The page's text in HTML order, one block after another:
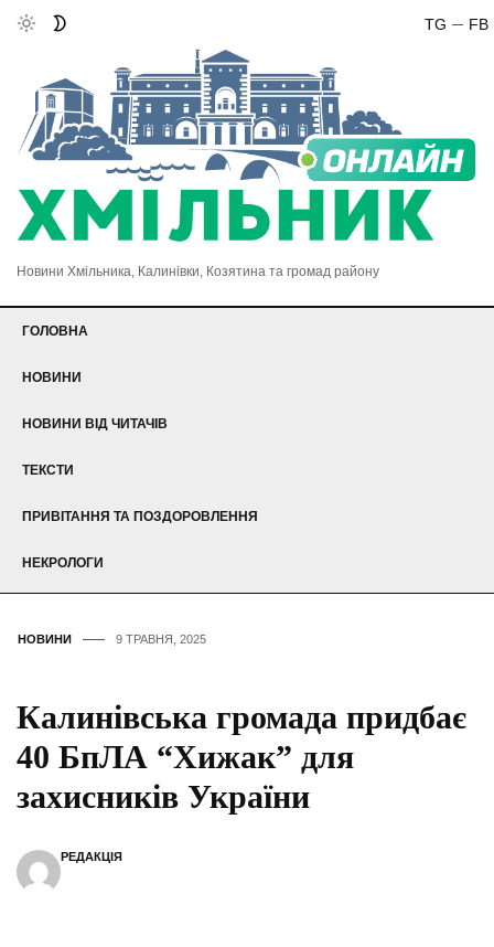
FB
TG
Новини Хмільника, Калинівки, Козятина та громад району
ГОЛОВНА
НОВИНИ
НОВИНИ ВІД ЧИТАЧІВ
ТЕКСТИ
ПРИВІТАННЯ ТА ПОЗДОРОВЛЕННЯ
НЕКРОЛОГИ
НОВИНИ 9 ТРАВНЯ, 2025
Калинівська громада придбає
40 БпЛА “Хижак” для
захисників України
РЕДАКЦІЯ